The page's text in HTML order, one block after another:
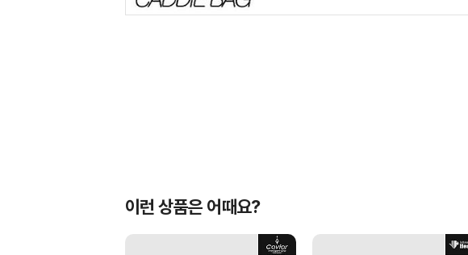
이런 상품은 어때요?